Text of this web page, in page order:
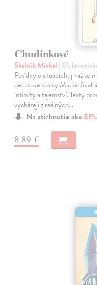
Chudinkové
Skalník Michal |
Povídky o situacích, jimiž se
debutové sbírky Michal
intimity a tajemství. Texty
vycházejí z reálných…
Na stiahnutie ako
8,89 €